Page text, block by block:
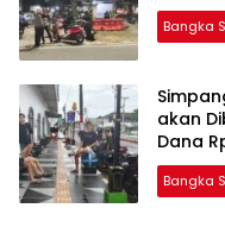
Bangka
akan
Dana
Bangka